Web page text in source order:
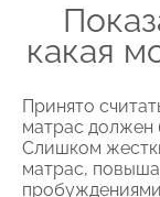
какая
Принято
матрас должен
Слишком
матрас,